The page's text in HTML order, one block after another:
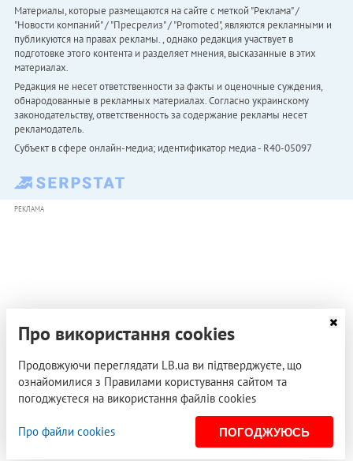
Материалы, которые размещаются на сайте с меткой "Реклама" /
"Новости компаний" / "Пресрелиз" / "Promoted", являются рекламными и
публикуются на правах рекламы. , однако редакция участвует в
подготовке этого контента и разделяет мнения, высказанные в этих
материалах.
Редакция не несет ответственности за факты и оценочные суждения,
обнародованные в рекламных материалах. Согласно украинскому
законодательству, ответственность за содержание рекламы несет
рекламодатель.
Субъект в сфере онлайн-медиа; идентификатор медиа - R40-05097
РЕКЛАМА
Про використання cookies
Продовжуючи переглядати LB.ua ви підтверджуєте, що
ознайомилися з Правилами користування сайтом та
погоджуєтеся на використання файлів cookies
Про файли cookies ПОГОДЖУЮСЬ